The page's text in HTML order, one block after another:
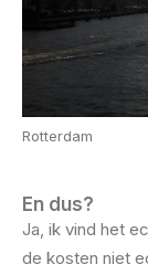
Rotterdam
En dus?
Ja, ik vind het
de kosten niet